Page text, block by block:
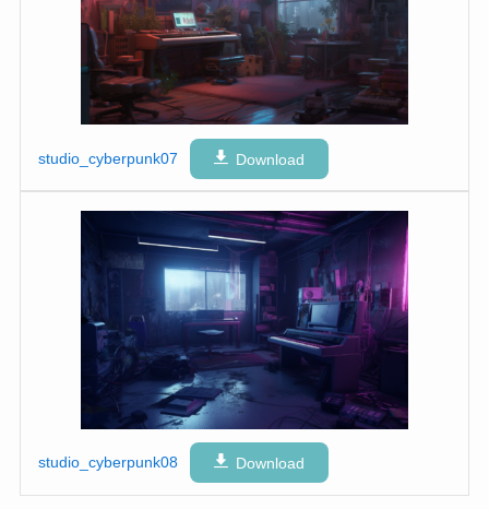
studio_cyberpunk07 Download
studio_cyberpunk08 Download